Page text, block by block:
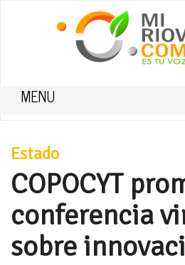
MENU
Estado
COPOCYT
conferencia
sobre